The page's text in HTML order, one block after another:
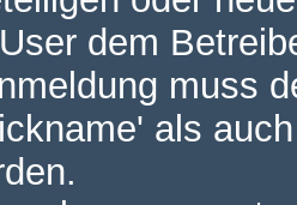
dem
muss
als